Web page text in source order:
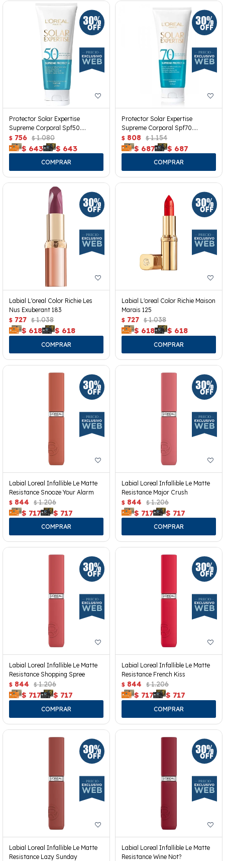
Protector Solar Expertise
Supreme Corporal Spf50.
200grs.
$ 756 $ 1.080
$ 643 $ 643
Protector Solar Expertise
Supreme Corporal Spf70.
200grs.
$ 808 $ 1.154
$ 687 $ 687
Labial L'oreal Color Richie Les
Nus Exuberant 183
$ 727 $ 1.038
$ 618 $ 618
Labial L'oreal Color Richie Maison
Marais 125
$ 727 $ 1.038
$ 618 $ 618
Labial Loreal Infallible Le Matte
Resistance Snooze Your Alarm
$ 844 $ 1.206
$ 717 $ 717
Labial Loreal Infallible Le Matte
Resistance Major Crush
$ 844 $ 1.206
$ 717 $ 717
Labial Loreal Infallible Le Matte
Resistance Shopping Spree
$ 844 $ 1.206
$ 717 $ 717
Labial Loreal Infallible Le Matte
Resistance French Kiss
$ 844 $ 1.206
$ 717 $ 717
Labial Loreal Infallible Le Matte
Resistance Lazy Sunday
Labial Loreal Infallible Le Matte
Resistance Wine Not?